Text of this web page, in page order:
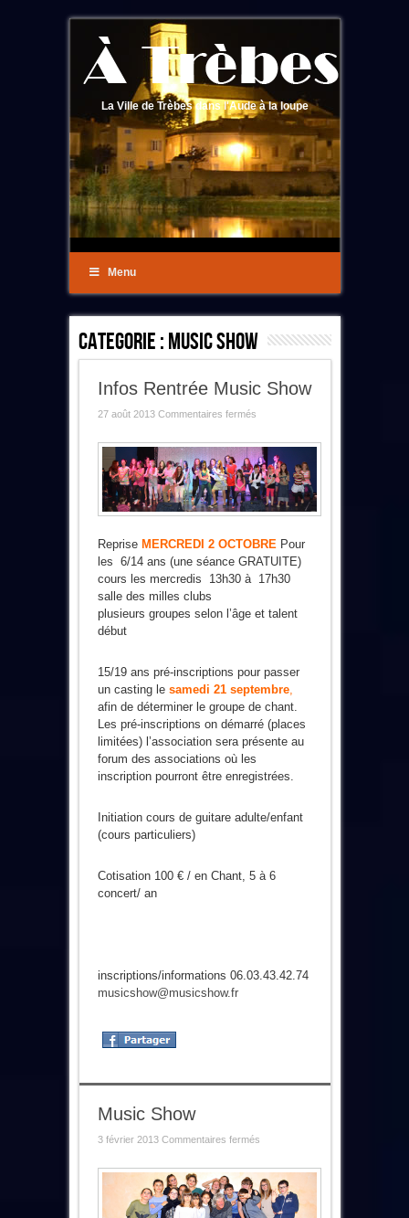
La Ville de Trèbes dans l'Aude à la loupe
Menu
Categorie :Music Show
Infos Rentrée Music Show
27 août 2013 Commentaires ferméssur
Music
Show
Reprise MERCREDI 2 OCTOBRE Pour
les 6/14 ans (une séance GRATUITE)
cours les mercredis 13h30 à 17h30
salle des milles clubs
plusieurs groupes selon l’âge et talent
début
15/19 ans pré-inscriptions pour passer
un casting le samedi 21 septembre,
afin de déterminer le groupe de chant.
Les pré-inscriptions on démarré (places
limitées) l’association sera présente au
forum des associations où les
inscription pourront être enregistrées.
Initiation cours de guitare adulte/enfant
(cours particuliers)
Cotisation 100 € / en Chant, 5 à 6
concert/ an
inscriptions/informations 06.03.43.42.74
musicshow@musicshow.fr
Music Show
3 février 2013 Commentaires ferméssur